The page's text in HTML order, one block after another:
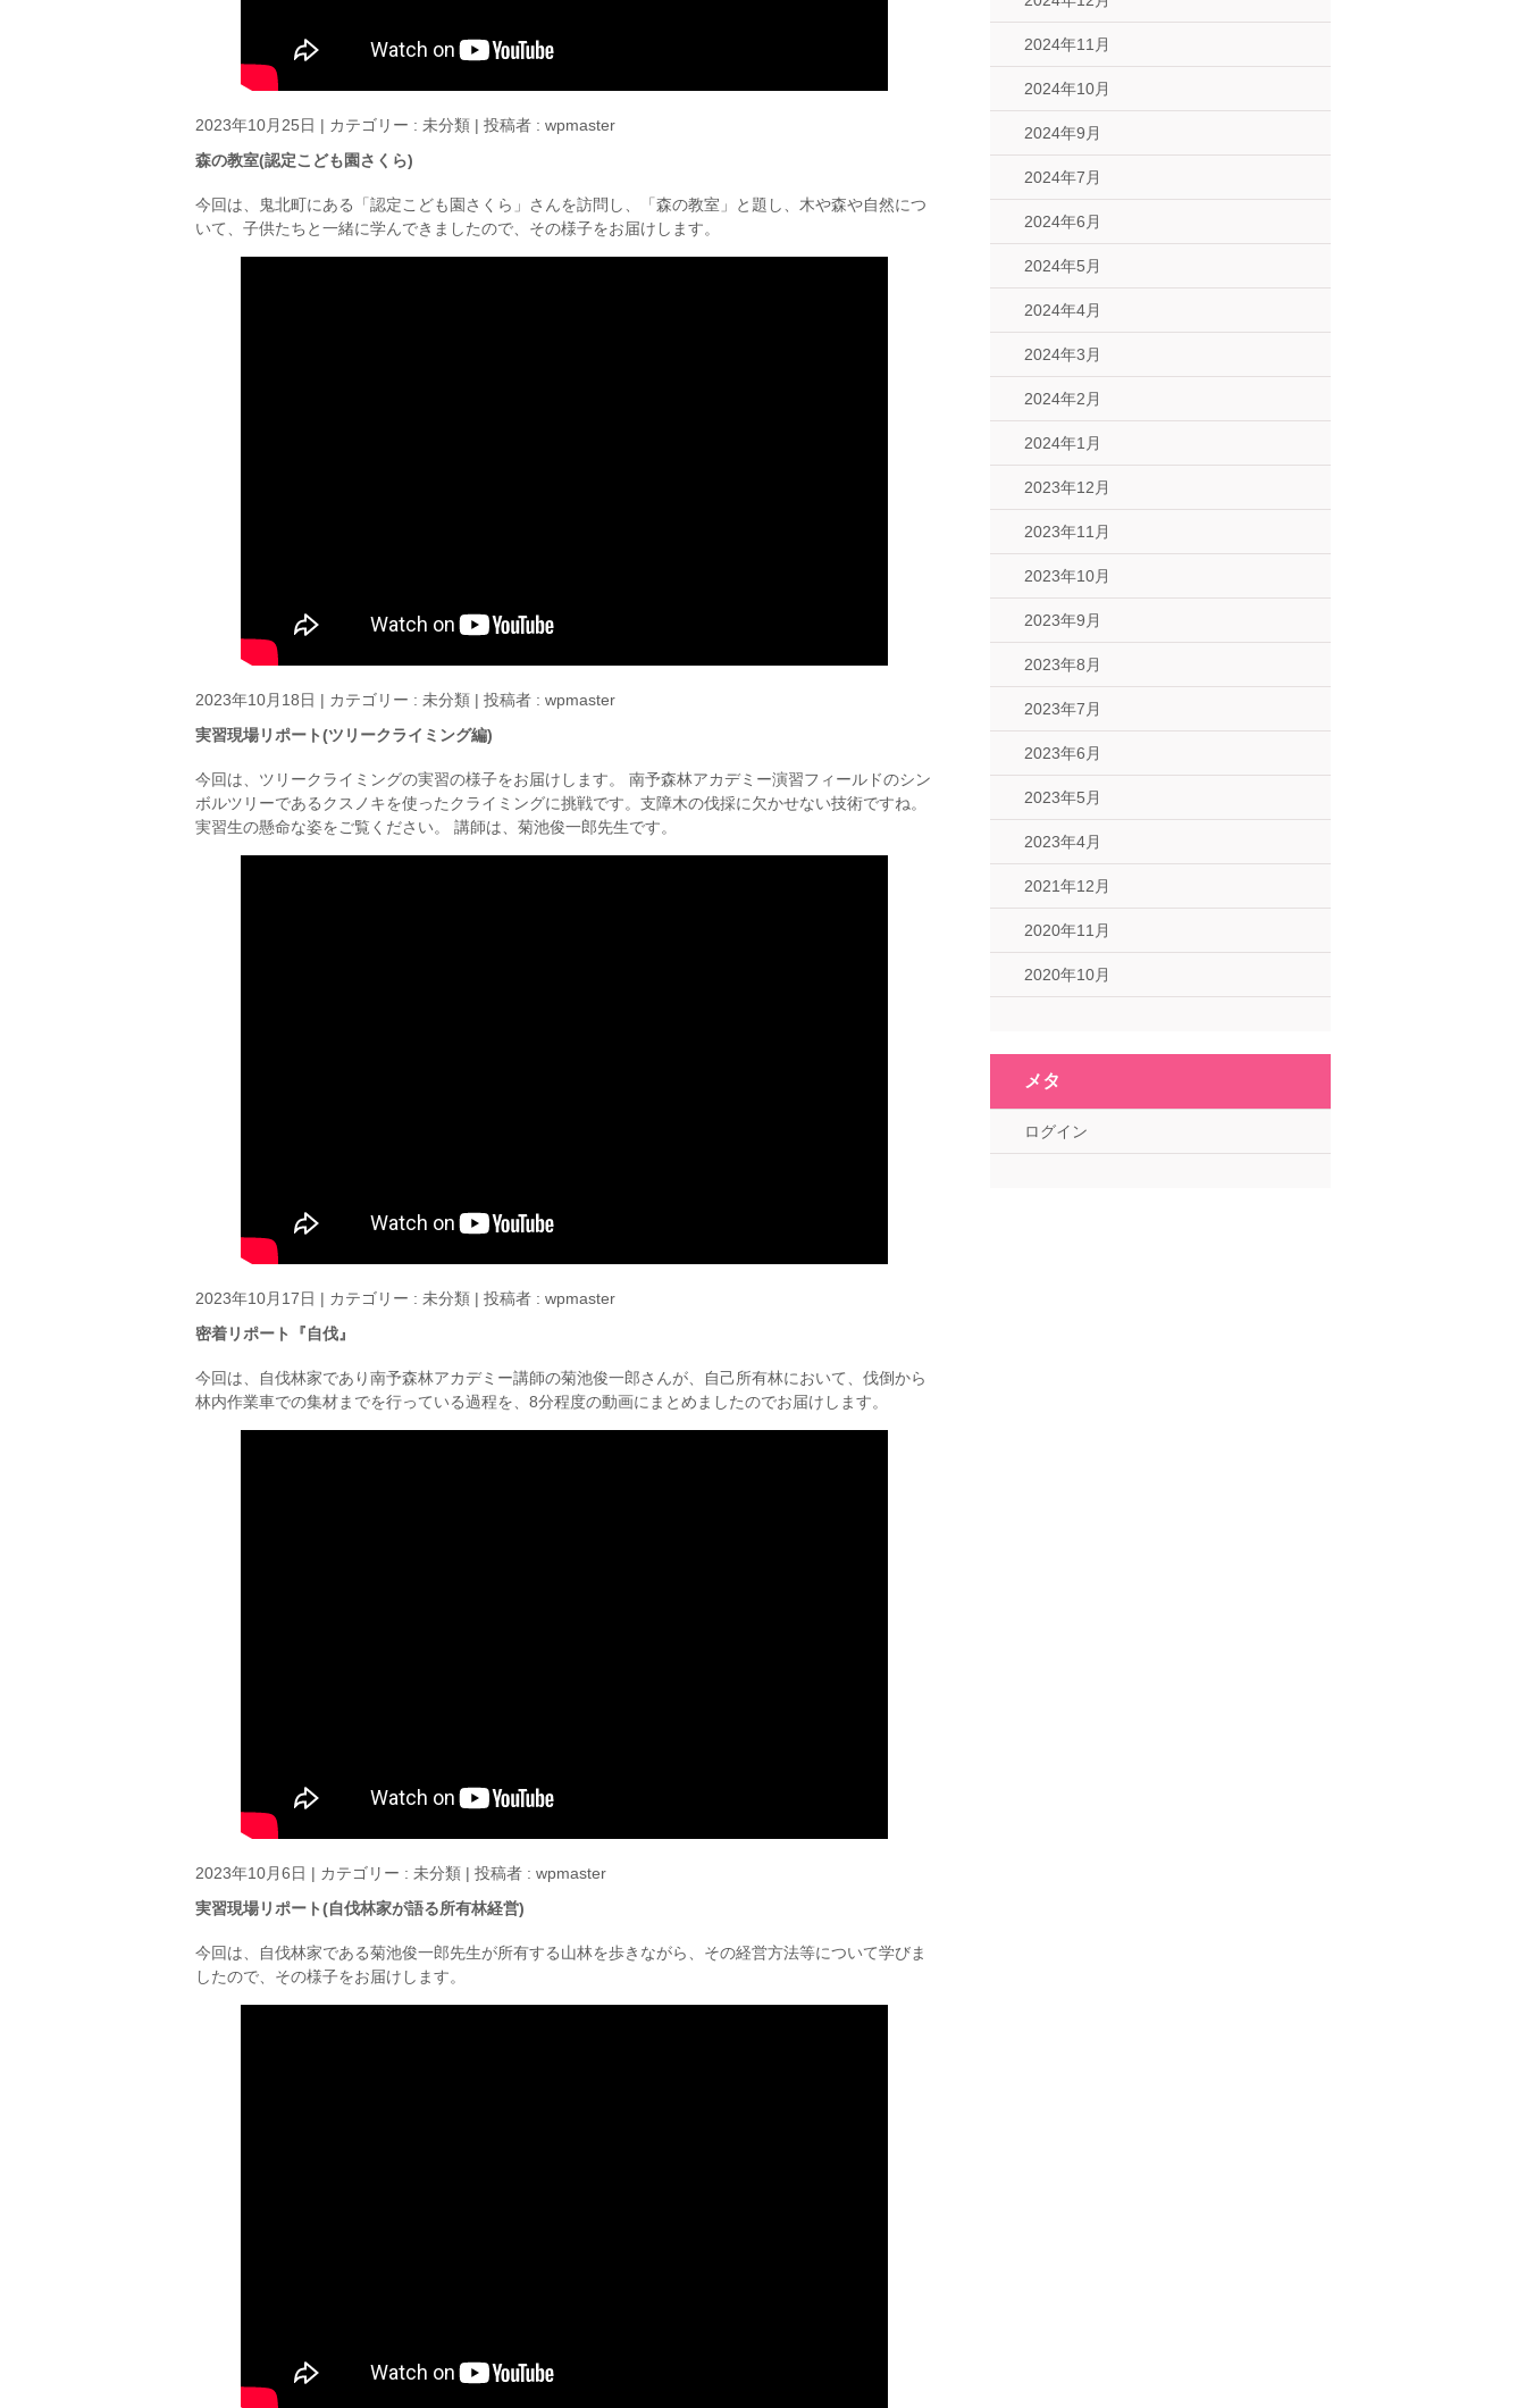
2023年10月25日 | カテゴリー : 未分類 | 投稿者 : wpmaster
森の教室(認定こども園さくら)
今回は、鬼北町にある「認定こども園さくら」さんを訪問し、「森の教室」と題し、木や森や自然につ
いて、子供たちと一緒に学んできましたので、その様子をお届けします。
2023年10月18日 | カテゴリー : 未分類 | 投稿者 : wpmaster
実習現場リポート(ツリークライミング編)
今回は、ツリークライミングの実習の様子をお届けします。 南予森林アカデミー演習フィールドのシン
ボルツリーであるクスノキを使ったクライミングに挑戦です。支障木の伐採に欠かせない技術ですね。
実習生の懸命な姿をご覧ください。 講師は、菊池俊一郎先生です。
2023年10月17日 | カテゴリー : 未分類 | 投稿者 : wpmaster
密着リポート『自伐』
今回は、自伐林家であり南予森林アカデミー講師の菊池俊一郎さんが、自己所有林において、伐倒から
林内作業車での集材までを行っている過程を、8分程度の動画にまとめましたのでお届けします。
2023年10月6日 | カテゴリー : 未分類 | 投稿者 : wpmaster
実習現場リポート(自伐林家が語る所有林経営)
今回は、自伐林家である菊池俊一郎先生が所有する山林を歩きながら、その経営方法等について学びま
したので、その様子をお届けします。
2024年11月
2024年10月
2024年9月
2024年7月
2024年6月
2024年5月
2024年4月
2024年3月
2024年2月
2024年1月
2023年12月
2023年11月
2023年10月
2023年9月
2023年8月
2023年7月
2023年6月
2023年5月
2023年4月
2021年12月
2020年11月
2020年10月
メタ
ログイン